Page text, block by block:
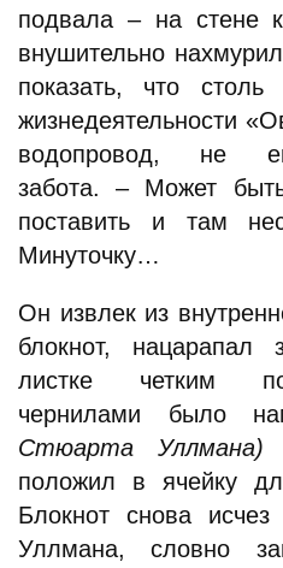
подвала – на стене
внушительно
показать, что
жизнедеятельности
водопровод, не
забота. – Может
поставить и там
Минуточку…
Он извлек из
блокнот, нацарапал
листке четким
чернилами было
Стюарта Уллмана)
положил в ячейку
Блокнот снова
Уллмана, словно